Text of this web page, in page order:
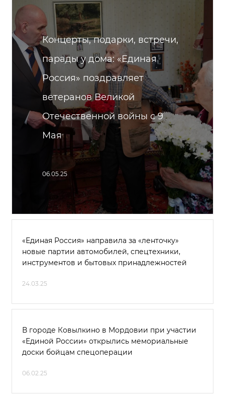
Концерты, подарки, встречи,
парады у дома: «Единая
Россия» поздравляет
ветеранов Великой
Отечественной войны с 9
Мая
06.05.25
«Единая Россия» направила за «ленточку»
новые партии автомобилей, спецтехники,
инструментов и бытовых принадлежностей
24.03.25
В городе Ковылкино в Мордовии при участии
«Единой России» открылись мемориальные
доски бойцам спецоперации
06.02.25